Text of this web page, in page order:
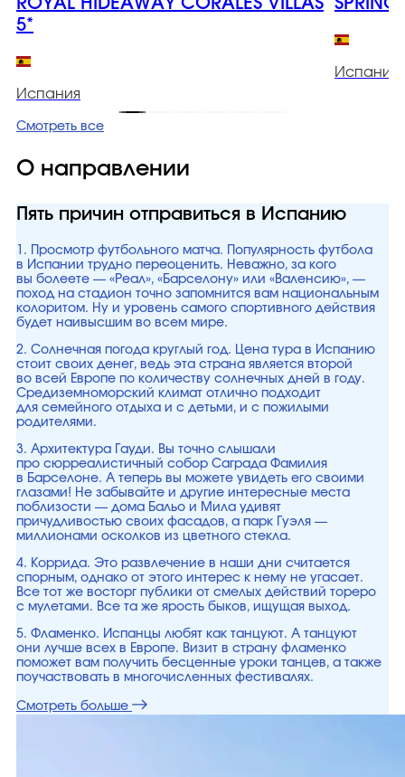
ROYAL HIDEAWAY CORALES VILLAS
5*
Испания
Испания
Смотреть все
О направлении
Пять причин отправиться в Испанию
1. Просмотр футбольного матча. Популярность футбола
в Испании трудно переоценить. Неважно, за кого
вы болеете — «Реал», «Барселону» или «Валенсию», —
поход на стадион точно запомнится вам национальным
колоритом. Ну и уровень самого спортивного действия
будет наивысшим во всем мире.
2. Солнечная погода круглый год. Цена тура в Испанию
стоит своих денег, ведь эта страна является второй
во всей Европе по количеству солнечных дней в году.
Средиземноморский климат отлично подходит
для семейного отдыха и с детьми, и с пожилыми
родителями.
3. Архитектура Гауди. Вы точно слышали
про сюрреалистичный собор Саграда Фамилия
в Барселоне. А теперь вы можете увидеть его своими
глазами! Не забывайте и другие интересные места
поблизости — дома Бальо и Мила удивят
причудливостью своих фасадов, а парк Гуэля —
миллионами осколков из цветного стекла.
4. Коррида. Это развлечение в наши дни считается
спорным, однако от этого интерес к нему не угасает.
Все тот же восторг публики от смелых действий тореро
с мулетами. Все та же ярость быков, ищущая выход.
5. Фламенко. Испанцы любят как танцуют. А танцуют
они лучше всех в Европе. Визит в страну фламенко
поможет вам получить бесценные уроки танцев, а также
поучаствовать в многочисленных фестивалях.
Смотреть больше